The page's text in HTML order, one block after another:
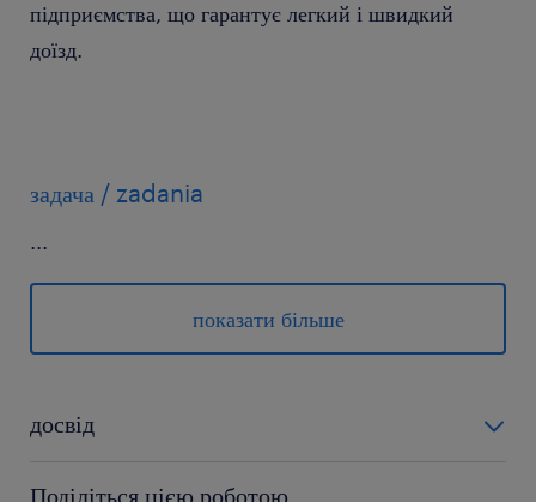
підприємства, що гарантує легкий і швидкий
доїзд.
задача / zadania
...
обслуговування транспортного візка на
території підприємства.
доставка комплектуючих на виробничу лінію
візку, так і роботу в положенні стоячи, а
показати більше
досвід
Поділіться цією роботою